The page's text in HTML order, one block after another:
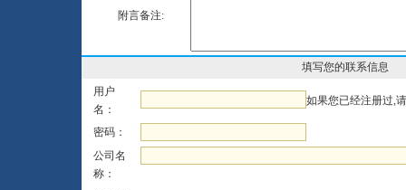
附言备注:
填写您的联系信息
用户
名：
如果您已经注册过,
密码：
公司名
称：